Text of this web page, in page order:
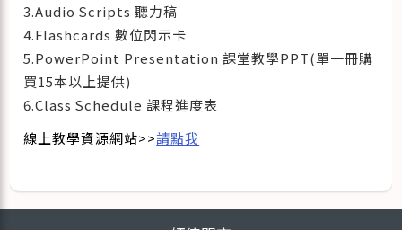
3.Audio Scripts 聽力稿
4.Flashcards 數位閃示卡
5.PowerPoint Presentation 課堂教學PPT(單一冊購
買15本以上提供)
6.Class Schedule 課程進度表
線上教學資源網站>>請點我